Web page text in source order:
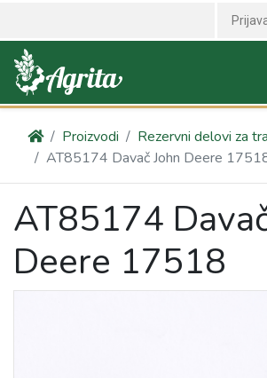
Proizvodi Rezervni delovi za
AT85174 Davač John Deere
AT85174
Deere 17518